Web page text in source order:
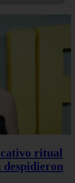
ritual
despidieron